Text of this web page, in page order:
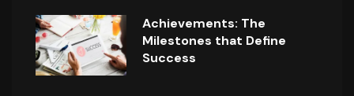
Achievements: The
Milestones that Define
Success